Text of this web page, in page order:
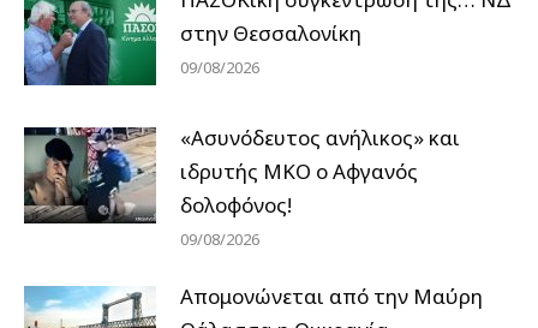
στην Θεσσαλονίκη
09/08/2026
«Ασυνόδευτος ανήλικος» και
ιδρυτής ΜΚΟ ο Αφγανός
δολοφόνος!
09/08/2026
Απομονώνεται από την Μαύρη